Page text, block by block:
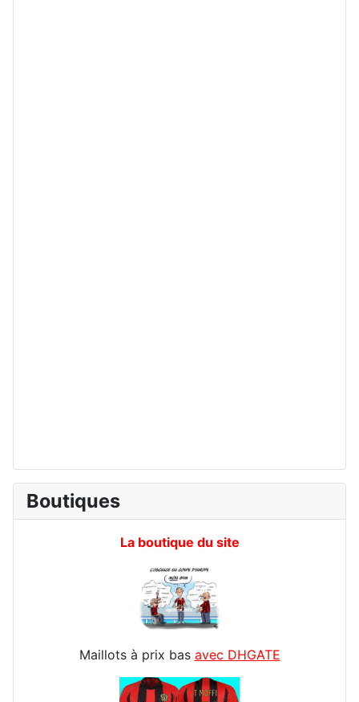
Boutiques
La boutique du site
Maillots à prix bas avec DHGATE